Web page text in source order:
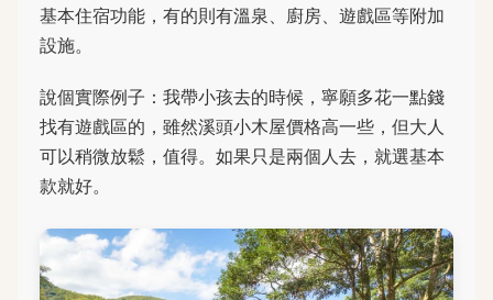
基本住宿功能，有的則有溫泉、廚房、遊戲區等附加
設施。
說個實際例子：我帶小孩去的時候，寧願多花一點錢
找有遊戲區的，雖然溪頭小木屋價格高一些，但大人
可以稍微放鬆，值得。如果只是兩個人去，就選基本
款就好。